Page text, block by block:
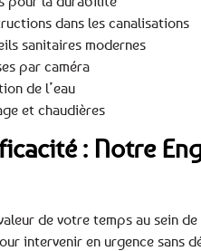
dans les canalisations
sanitaires modernes
par caméra
de l’eau
et chaudières
: Notre
de votre temps au sein
intervenir en urgence sans